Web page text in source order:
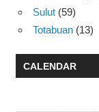
Sulut (59)
Totabuan (13)
CALENDAR